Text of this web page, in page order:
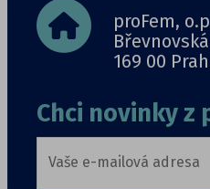
proFem,
169 00
Chci novinky z
Vaše e-mailová adresa